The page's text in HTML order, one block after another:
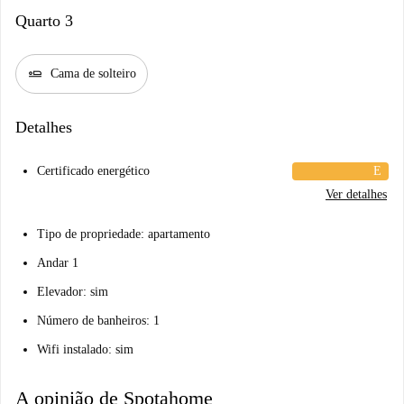
Quarto 3
airline_seat_flat Cama de solteiro
Detalhes
Certificado energético
E
Ver detalhes
Tipo de propriedade: apartamento
Andar 1
Elevador: sim
Número de banheiros: 1
Wifi instalado: sim
A opinião de Spotahome